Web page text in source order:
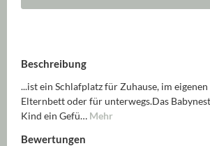
Beschreibung
...ist ein Schlafplatz für Zuhause, im
Elternbett oder für unterwegs.Das
Kind ein Gefü… Mehr
Bewertungen